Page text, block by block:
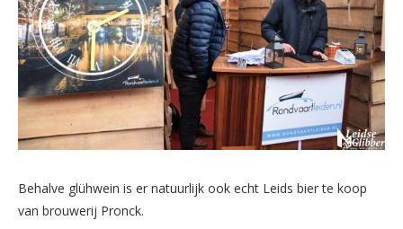
Behalve glühwein is er natuurlijk ook echt Leids bier te koop
van brouwerij Pronck.